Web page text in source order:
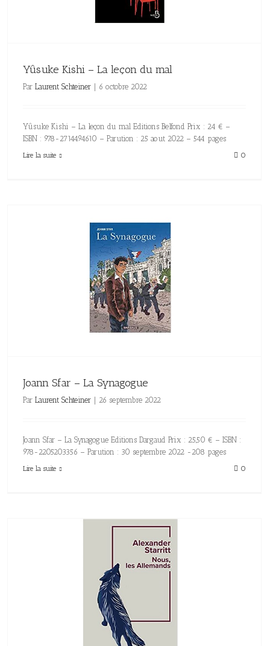
Yûsuke Kishi – La leçon du mal
Par Laurent Schteiner 6 octobre 2022
Yûsuke Kishi – La leçon du mal Editions Belfond Prix : 24 € –
ISBN : 978-2714494610 – Parution : 25 aout 2022 – 544 pages
Lire la suite 0
Joann Sfar – La Synagogue
Par Laurent Schteiner 26 septembre 2022
Joann Sfar – La Synagogue Editions Dargaud Prix : 25,50 € – ISBN :
978-2205203356 – Parution : 30 septembre 2022 -208 pages
Lire la suite 0